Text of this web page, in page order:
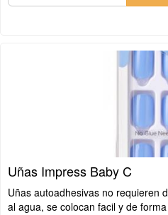
Uñas Impress Baby C
Uñas autoadhesivas no requieren
al agua, se colocan facil y de